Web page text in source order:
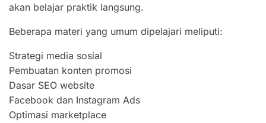
akan belajar praktik langsung.
Beberapa materi yang umum dipelajari meliputi:
Strategi media sosial
Pembuatan konten promosi
Dasar SEO website
Facebook dan Instagram Ads
Optimasi marketplace